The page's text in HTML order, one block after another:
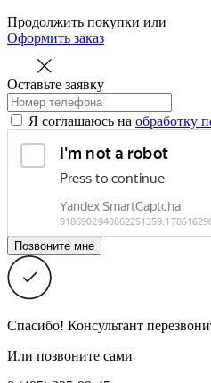
Продолжить покупки или
Оформить заказ
Оставьте заявку
Я соглашаюсь на обработку
Спасибо! Консультант
Или позвоните сами